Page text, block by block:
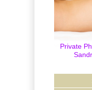
Private
Sandra